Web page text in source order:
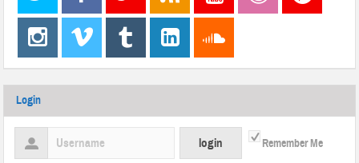
Login
Remember Me